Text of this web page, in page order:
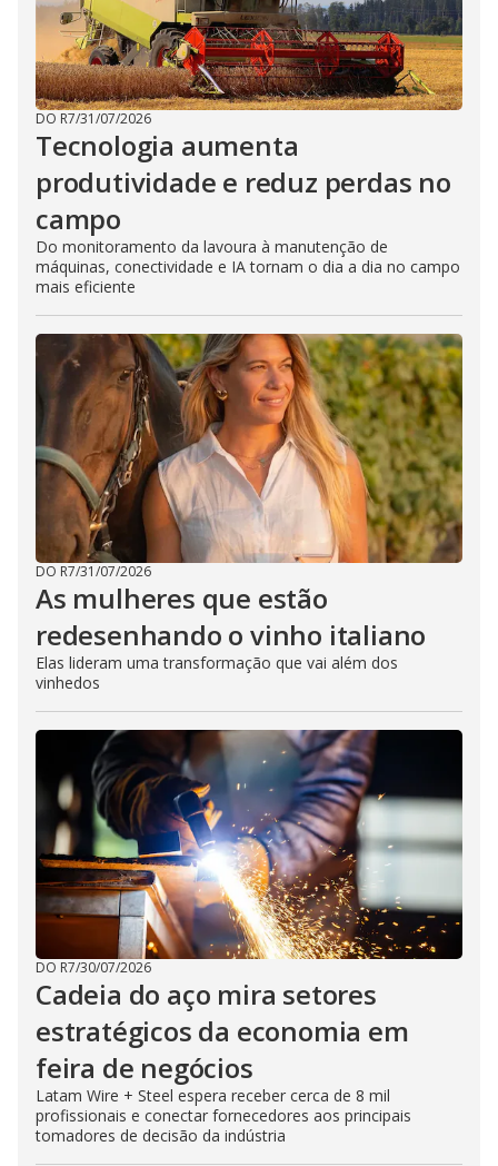
DO R7/31/07/2026
Tecnologia aumenta
produtividade e reduz perdas no
campo
Do monitoramento da lavoura à manutenção de
máquinas, conectividade e IA tornam o dia a dia no campo
mais eficiente
DO R7/31/07/2026
As mulheres que estão
redesenhando o vinho italiano
Elas lideram uma transformação que vai além dos
vinhedos
DO R7/30/07/2026
Cadeia do aço mira setores
estratégicos da economia em
feira de negócios
Latam Wire + Steel espera receber cerca de 8 mil
profissionais e conectar fornecedores aos principais
tomadores de decisão da indústria